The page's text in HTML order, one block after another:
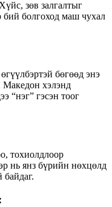
зөв ​​залгалтыг
бий болгоход маш чухал
бөгөөд энэ
Македон хэлэнд
“нэг” гэсэн тоог
тохиолдлоор
нь янз бүрийн нөхцөлд
байдаг.